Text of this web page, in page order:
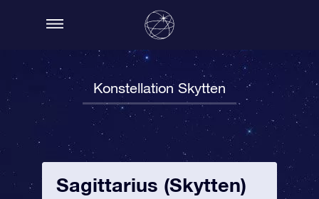
Konstellation Skytten
Sagittarius (Skytten)